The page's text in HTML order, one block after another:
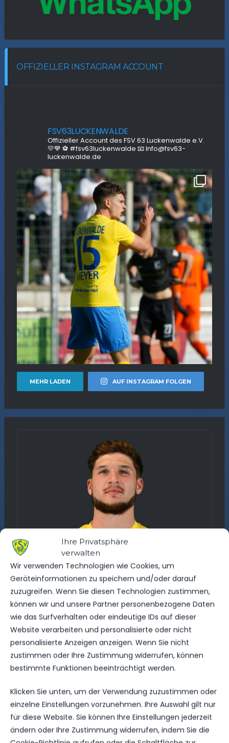
Ihre Privatsphäre
verwalten
Wir verwenden Technologien wie Cookies, um
Geräteinformationen zu speichern und/oder darauf
zuzugreifen. Wenn Sie diesen Technologien zustimmen,
können wir und unsere Partner personenbezogene Daten
wie das Surfverhalten oder eindeutige IDs auf dieser
Website verarbeiten und personalisierte oder nicht
personalisierte Anzeigen anzeigen. Wenn Sie nicht
zustimmen oder Ihre Zustimmung widerrufen, können
bestimmte Funktionen beeinträchtigt werden.
Klicken Sie unten, um der Verwendung zuzustimmen oder
einzelne Einstellungen vorzunehmen. Ihre Auswahl gilt nur
für diese Website. Sie können Ihre Einstellungen jederzeit
ändern oder Ihre Zustimmung widerrufen, indem Sie die
OFFIZIELLER INSTAGRAM ACCOUNT
FSV63LUCKENWALDE
Offizieller Account des FSV 63 Luckenwalde e.V.
💛💙 ⚽ #fsv63luckenwalde 📧 Info@fsv63-
luckenwalde.de
MEHR LADEN AUF INSTAGRAM FOLGEN
3 JUSTIN
BULANG
ABWEHR